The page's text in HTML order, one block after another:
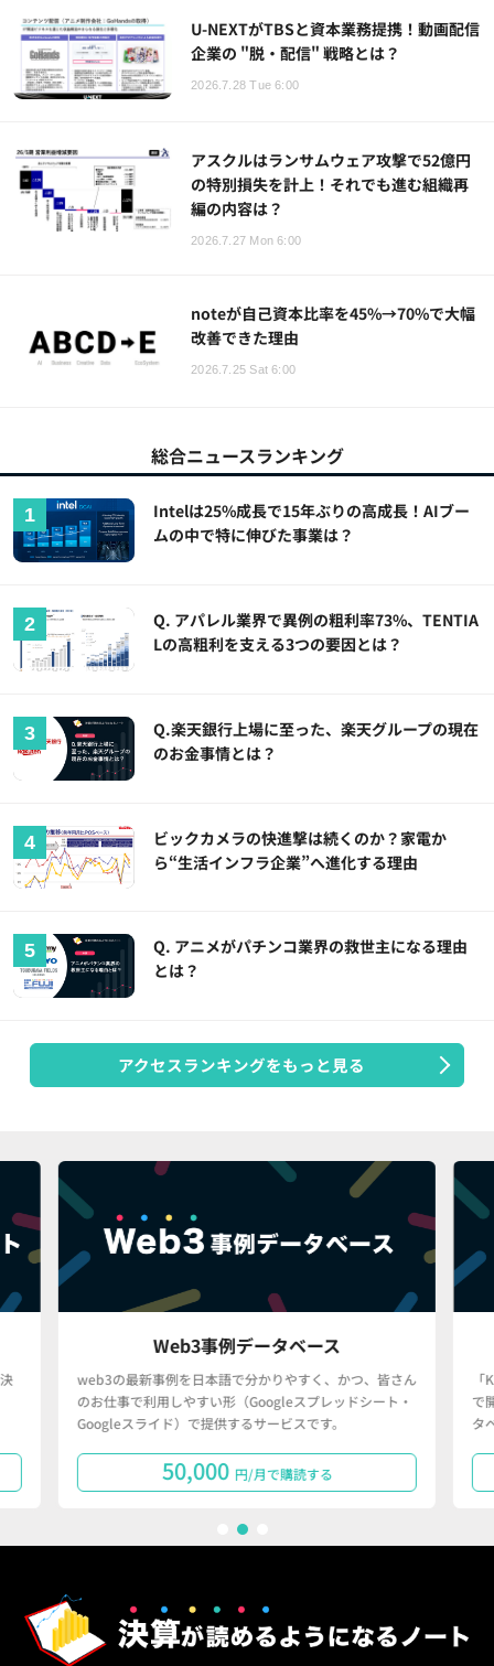
U-NEXTがTBSと資本業務提携！動画配信
企業の "脱・配信" 戦略とは？
2026.7.28 Tue 6:00
アスクルはランサムウェア攻撃で52億円
の特別損失を計上！それでも進む組織再
編の内容は？
2026.7.27 Mon 6:00
noteが自己資本比率を45%→70%で大幅
改善できた理由
2026.7.25 Sat 6:00
総合ニュースランキング
Intelは25%成長で15年ぶりの高成長！AIブー
ムの中で特に伸びた事業は？
Q. アパレル業界で異例の粗利率73%、TENTIA
Lの高粗利を支える3つの要因とは？
Q.楽天銀行上場に至った、楽天グループの現在
のお金事情とは？
ビックカメラの快進撃は続くのか？家電か
ら“生活インフラ企業”へ進化する理由
Q. アニメがパチンコ業界の救世主になる理由
とは？
アクセスランキングをもっと見る
Web3事例データベース
web3の最新事例を日本語で分かりやすく、かつ、皆さん
のお仕事で利用しやすい形（Googleスプレッドシート・
Googleスライド）で提供するサービスです。
50,000 円/月で購読する
で
タ